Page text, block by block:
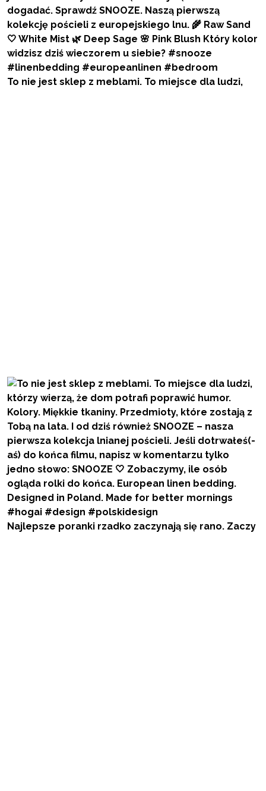
To nie jest sklep z meblami. To miejsce dla ludzi,
Najlepsze poranki rzadko zaczynają się rano. Zaczy